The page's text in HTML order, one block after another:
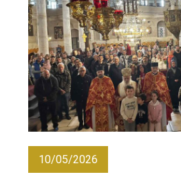
10/05/2026